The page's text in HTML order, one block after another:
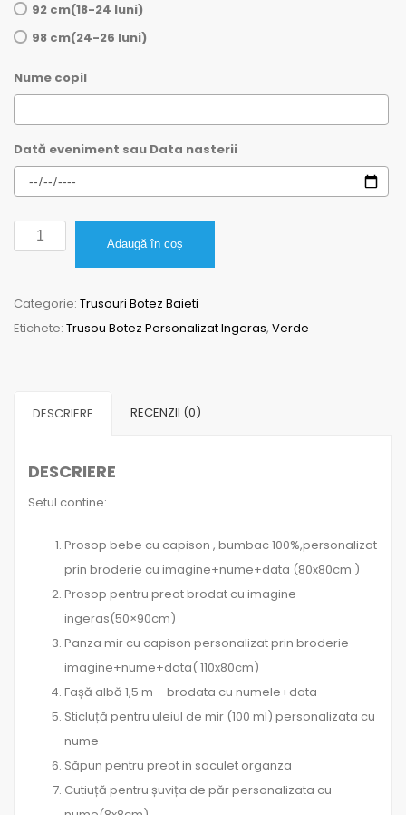
92 cm(18-24 luni)
98 cm(24-26 luni)
Nume copil
Dată eveniment sau Data nasterii
Cantitate
Trusou
Personalizat
Ingeras,verde
Adaugă în coș
Categorie: Trusouri Botez Baieti
Etichete: Trusou Botez Personalizat Ingeras, Verde
DESCRIERE RECENZII (0)
DESCRIERE
Setul contine:
Prosop bebe cu capison , bumbac 100%,personalizat
prin broderie cu imagine+nume+data (80x80cm )
Prosop pentru preot brodat cu imagine
ingeras(50×90cm)
Panza mir cu capison personalizat prin broderie
imagine+nume+data( 110x80cm)
Fașă albă 1,5 m – brodata cu numele+data
Sticluță pentru uleiul de mir (100 ml) personalizata cu
nume
Săpun pentru preot in saculet organza
Cutiuță pentru șuvița de păr personalizata cu